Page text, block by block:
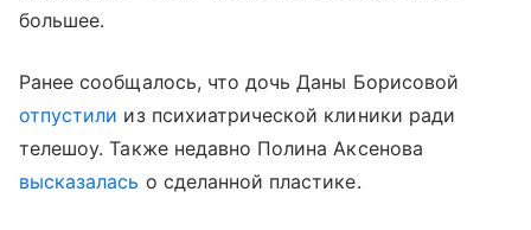
большее.
Ранее сообщалось, что дочь Даны Борисовой
отпустили из психиатрической клиники ради
телешоу. Также недавно Полина Аксенова
высказалась о сделанной пластике.